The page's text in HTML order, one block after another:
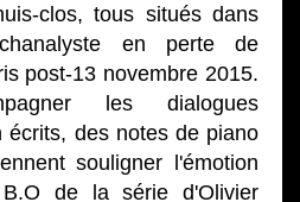
clos, tous situés dans
en perte de
post-13 novembre 2015.
les dialogues
écrits, des notes de piano
souligner l'émotion
de la série d'Olivier